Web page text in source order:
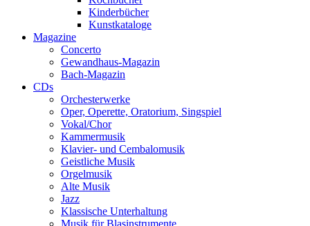
Kinderbücher
Kunstkataloge
Magazine
Concerto
Gewandhaus-Magazin
Bach-Magazin
CDs
Orchesterwerke
Oper, Operette, Oratorium, Singspiel
Vokal/Chor
Kammermusik
Klavier- und Cembalomusik
Geistliche Musik
Orgelmusik
Alte Musik
Jazz
Klassische Unterhaltung
Musik für Blasinstrumente